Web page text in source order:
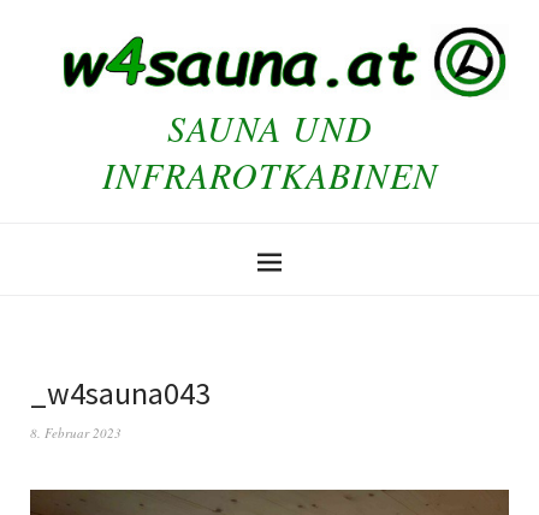
SAUNA UND
INFRAROTKABINEN
_w4sauna043
8. Februar 2023